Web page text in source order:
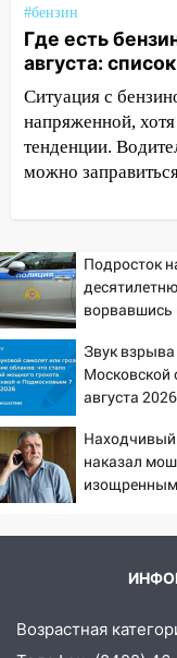
10:26
временно
10:14
В
отправили в
09:52
Ночью
соседними
09:41
Диана
Бога в СИЗО
09:35
В
будут судить
млн рублей
08:22
07:20
Жара
знойный и
06:00 Под
иномарки
05:00
второй
#бензин
Где есть
августа:
Ситуация с
напряженной,
тенденции.
можно
Подросток
ворвавшись
Звук
Московской
августа
откуда был
хлопок
Находчивый
наказал
Возрастная